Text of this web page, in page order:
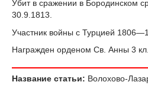
Убит в сражении в Бородинском
30.9.1813.
Участник войны с Турцией
Награжден орденом Св. Анны 3 кл.
Название статьи: Волохово-